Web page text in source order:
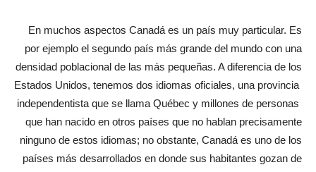
En muchos aspectos Canadá es un país muy particular. Es
por ejemplo el segundo país más grande del mundo con una
densidad poblacional de las más pequeñas. A diferencia de los
Estados Unidos, tenemos dos idiomas oficiales, una provincia
independentista que se llama Québec y millones de personas
que han nacido en otros países que no hablan precisamente
ninguno de estos idiomas; no obstante, Canadá es uno de los
países más desarrollados en donde sus habitantes gozan de